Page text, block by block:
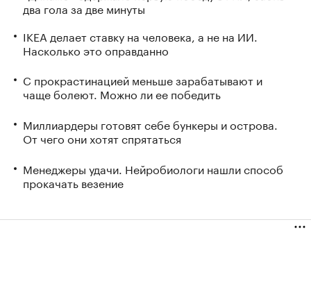
два гола за две минуты
IKEA делает ставку на человека, а не на ИИ.
Насколько это оправданно
С прокрастинацией меньше зарабатывают и
чаще болеют. Можно ли ее победить
Миллиардеры готовят себе бункеры и острова.
От чего они хотят спрятаться
Менеджеры удачи. Нейробиологи нашли способ
прокачать везение